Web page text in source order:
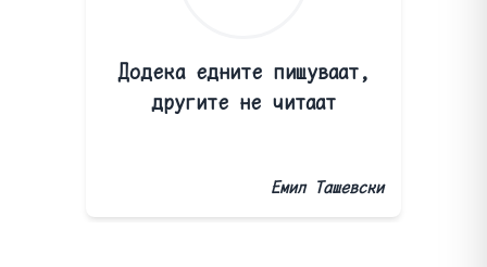
Додека едните пишуваат,
другите не читаат
Емил Ташевски